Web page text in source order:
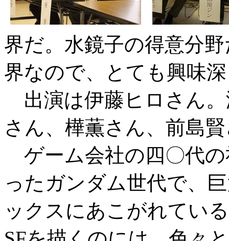
界だ。水鏡子の得意分
界なので、とても興味
出演は伊藤ヒロさん
さん、樺薫さん、前島
ゲーム会社の四〇代の
ったガンダム世代で、
ックスにあこがれてい